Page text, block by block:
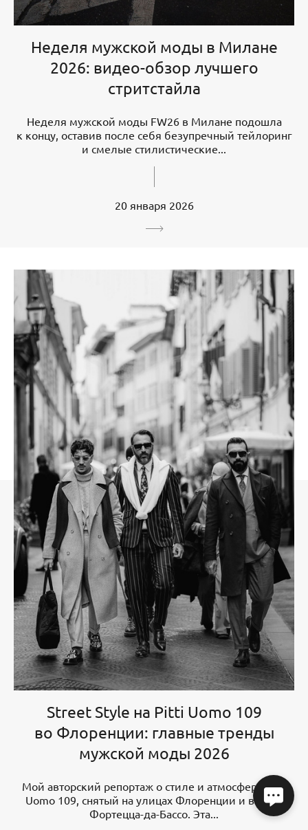
Неделя мужской моды в Милане
2026: видео-обзор лучшего
стритстайла
Неделя мужской моды FW26 в Милане подошла
к концу, оставив после себя безупречный тейлоринг
и смелые стилистические...
20 января 2026
Street Style на Pitti Uomo 109
во Флоренции: главные тренды
мужской моды 2026
Мой авторский репортаж о стиле и атмосфере Pitti
Uomo 109, снятый на улицах Флоренции и вокруг
Фортецца-да-Бассо. Эта...